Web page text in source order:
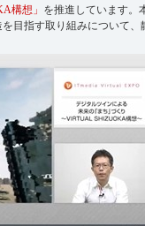
構想」 を推進しています。
目指す取り組みについて、